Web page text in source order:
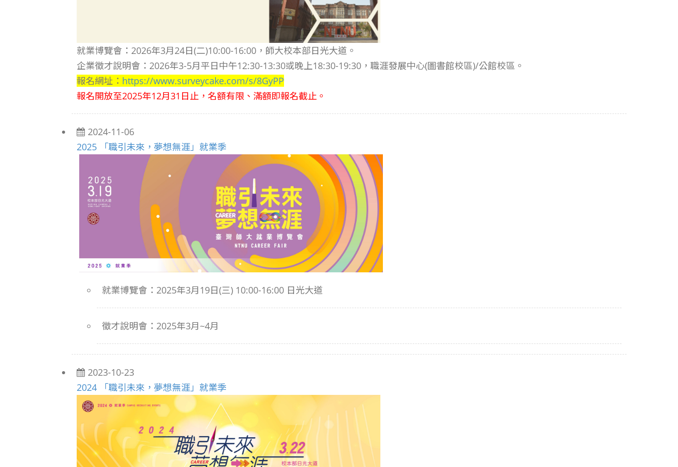
就業博覽會：2026年3月24日(二)10:00-16:00，師大校本部日光大道。
企業徵才說明會：2026年3-5月平日中午12:30-13:30或晚上18:30-19:30，職涯發展中心(圖書館校區)/公館校區。
報名網址： https://www.surveycake.com/s/8GyPP
報名開放至2025年12月31日止，名額有限、滿額即報名截止。
2024-11-06
2025 「職引未來，夢想無涯」就業季
就業博覽會：2025年3月19日(三) 10:00-16:00 日光大道
徵才說明會：2025年3月~4月
2023-10-23
2024 「職引未來，夢想無涯」就業季